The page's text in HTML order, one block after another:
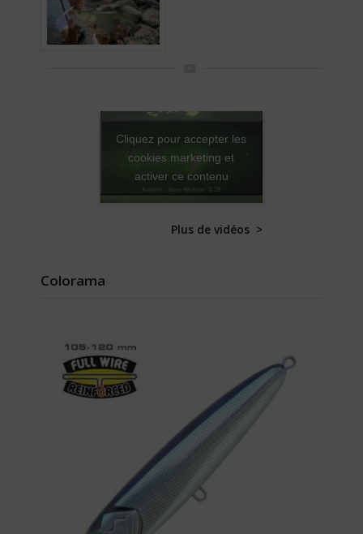
Cliquez pour accepter les
cookies marketing et
activer ce contenu
Plus de vidéos >
Colorama